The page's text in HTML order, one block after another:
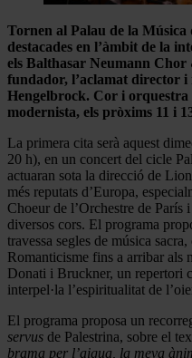
Tornen al Palau de la Música
destacades en l’àmbit de la
els Balthasar Neumann Chor
fundador, l’aclamat director i
Hengelbrock. Cor i orquestra
modernista, els pròxims 11 i
La primera cita serà aquest
20 h), en un concert del cicle
actuaran sota la direcció de
més reputats d’Europa,
Choeur de l’Orchestre de París
diversos cors. El programa
travessa segles de música
Romanticisme fins a arribar als
Donati i Bruckner, un repertori
interpel·la l’espiritualitat de
El programa proposa un
servus de Palestrina, sobre el
brama per l’aigua, la meva